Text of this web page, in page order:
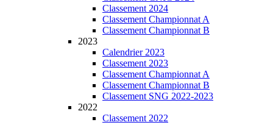
Classement 2024
Classement Championnat A
Classement Championnat B
2023
Calendrier 2023
Classement 2023
Classement Championnat A
Classement Championnat B
Classement SNG 2022-2023
2022
Classement 2022